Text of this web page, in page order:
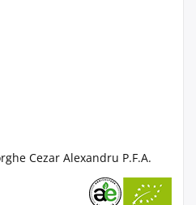
Cezar Alexandru P.F.A.